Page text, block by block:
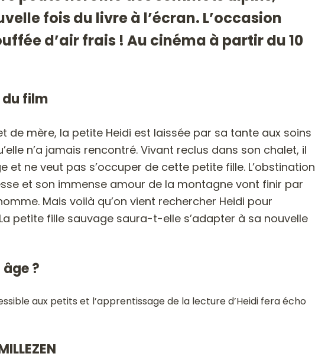
fois du livre à l’écran. L’occasion
d’air frais ! Au cinéma à partir du 10
du film
de mère, la petite Heidi est laissée par sa tante aux soins
n’a jamais rencontré. Vivant reclus dans son chalet, il
et ne veut pas s’occuper de cette petite fille. L’obstination
et son immense amour de la montagne vont finir par
Mais voilà qu’on vient rechercher Heidi pour
petite fille sauvage saura-t-elle s’adapter à sa nouvelle
?
aux petits et l’apprentissage de la lecture d’Heidi fera écho